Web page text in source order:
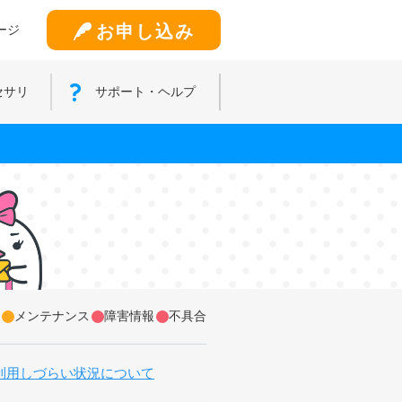
ジ お申し込み
リ サポート・ヘルプ
メンテナンス 障害情報 不具合
用しづらい状況について